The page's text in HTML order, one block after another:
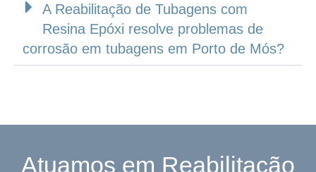
A Reabilitação de Tubagens com
Resina Epóxi resolve problemas de
corrosão em tubagens em Porto de Mós?
Atuamos em Reabilitação